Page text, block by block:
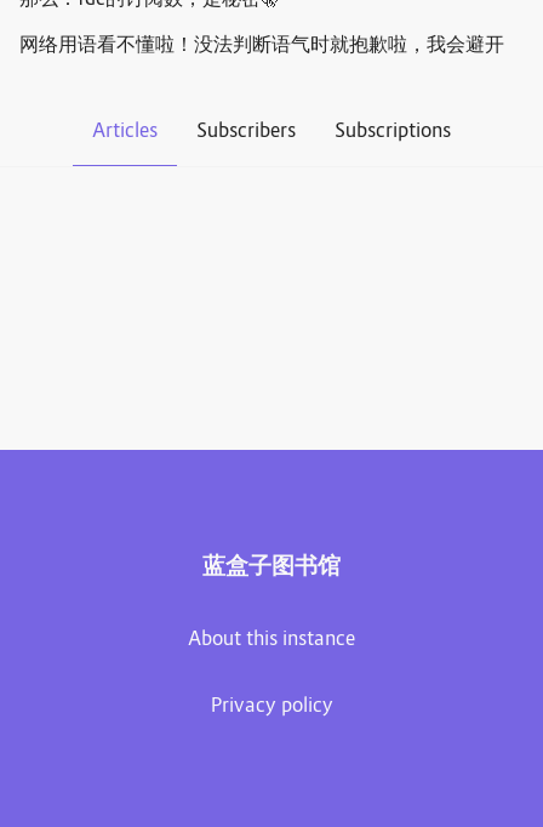
网络用语看不懂啦！没法判断语气时就抱歉啦，我会避开
Articles Subscribers Subscriptions
蓝盒子图书馆
About this instance
Privacy policy